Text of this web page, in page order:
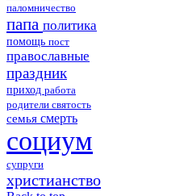
паломничество
папа политика
помощь пост
православные
праздник
приход работа
родители святость
семья смерть
социум
супруги
христианство